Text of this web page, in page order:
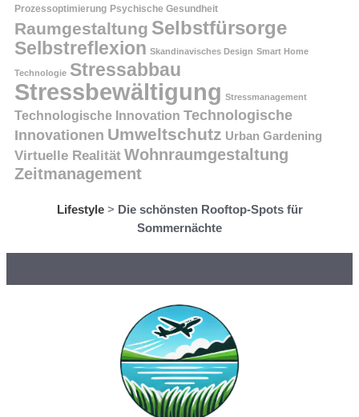
Prozessoptimierung Psychische Gesundheit
Raumgestaltung Selbstfürsorge
Selbstreflexion Skandinavisches Design Smart Home
Technologie Stressabbau
Stressbewältigung Stressmanagement
Technologische Innovation Technologische
Innovationen Umweltschutz Urban Gardening
Virtuelle Realität Wohnraumgestaltung
Zeitmanagement
Lifestyle> Die schönsten Rooftop-Spots für
Sommernächte